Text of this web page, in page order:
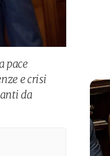
pace
e crisi
da